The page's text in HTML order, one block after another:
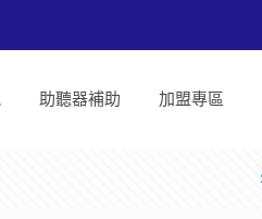
助聽器補助 加盟專區